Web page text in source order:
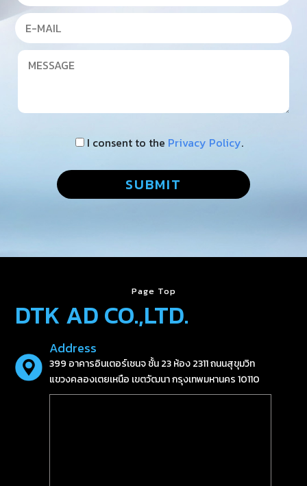
I consent to the Privacy Policy.
Page Top
DTK AD CO.,LTD.
Address
399 อาคารอินเตอร์เชนจ ชั้น 23 ห้อง 2311 ถนนสุขุมวิท
แขวงคลองเตยเหนือ เขตวัฒนา กรุงเทพมหานคร 10110